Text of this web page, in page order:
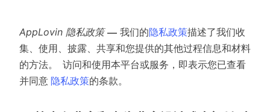
AppLovin 隐私政策— 我们的 隐私政策描述了我们收
集、使用、披露、共享和您提供的其他过程信息和材料
的方法。 访问和使用本平台或服务，即表示您已查看
并同意 隐私政策的条款。